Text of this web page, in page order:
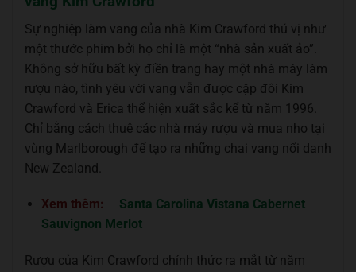
Sự nghiệp làm vang của nhà Kim Crawford thú vị như
một thước phim bởi họ chỉ là một “nhà sản xuất ảo”.
Không sở hữu bất kỳ điền trang hay một nhà máy làm
rượu nào, tình yêu với vang vẫn được cặp đôi Kim
Crawford và Erica thể hiện xuất sắc kể từ năm 1996.
Chỉ bằng cách thuê các nhà máy rượu và mua nho tại
vùng Marlborough để tạo ra những chai vang nổi danh
New Zealand.
Xem thêm:
Santa Carolina Vistana Cabernet
Sauvignon Merlot
Rượu của Kim Crawford chính thức ra mắt từ năm